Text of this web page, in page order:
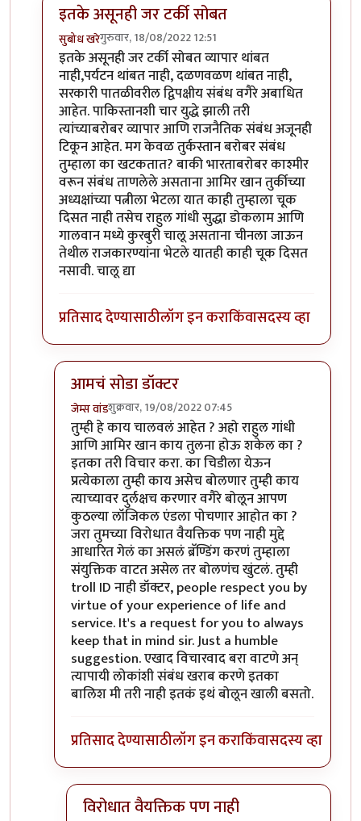
इतके असूनही जर टर्की सोबत
सुबोध खरेगुरुवार, 18/08/2022 12:51
In reply toएक प्रश्न पडला आहेbyजेम्स वांड
इतके असूनही जर टर्की सोबत व्यापार थांबत
नाही,पर्यटन थांबत नाही, दळणवळण थांबत नाही,
सरकारी पातळीवरील द्विपक्षीय संबंध वगैरे अबाधित
आहेत. पाकिस्तानशी चार युद्धे झाली तरी
त्यांच्याबरोबर व्यापार आणि राजनैतिक संबंध अजूनही
टिकून आहेत. मग केवळ तुर्कस्तान बरोबर संबंध
तुम्हाला का खटकतात? बाकी भारताबरोबर काश्मीर
वरून संबंध ताणलेले असताना आमिर खान तुर्कीच्या
अध्यक्षांच्या पत्नीला भेटला यात काही तुम्हाला चूक
दिसत नाही तसेच राहुल गांधी सुद्धा डोकलाम आणि
गालवान मध्ये कुरबुरी चालू असताना चीनला जाऊन
तेथील राजकारण्यांना भेटले यातही काही चूक दिसत
नसावी. चालू द्या
प्रतिसाद देण्यासाठीलॉग इन कराकिंवासदस्य व्हा
आमचं सोडा डॉक्टर
जेम्स वांडशुक्रवार, 19/08/2022 07:45
In reply toइतके असूनही जर टर्की सोबतby
तुम्ही हे काय चालवलं आहेत ? अहो राहुल गांधी
आणि आमिर खान काय तुलना होऊ शकेल का ?
इतका तरी विचार करा. का चिडीला येऊन
प्रत्येकाला तुम्ही काय असेच बोलणार तुम्ही काय
त्याच्यावर दुर्लक्षच करणार वगैरे बोलून आपण
कुठल्या लॉजिकल एंडला पोचणार आहोत का ?
जरा तुमच्या विरोधात वैयक्तिक पण नाही मुद्दे
आधारित गेलं का असलं ब्रॅण्डिंग करणं तुम्हाला
संयुक्तिक वाटत असेल तर बोलणंच खुंटलं. तुम्ही
troll ID नाही डॉक्टर, people respect you by
virtue of your experience of life and
service. It's a request for you to always
keep that in mind sir. Just a humble
suggestion. एखाद विचारवाद बरा वाटणे अन्
त्यापायी लोकांशी संबंध खराब करणे इतका
बालिश मी तरी नाही इतकं इथं बोलून खाली बसतो.
प्रतिसाद देण्यासाठीलॉग इन कराकिंवासदस्य व्हा
विरोधात वैयक्तिक पण नाही